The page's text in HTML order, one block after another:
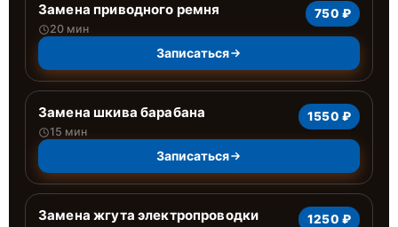
Замена приводного ремня
20 мин
750 ₽
Записаться
Замена шкива барабана
15 мин
1550 ₽
Записаться
Замена жгута электропроводки 1250 ₽